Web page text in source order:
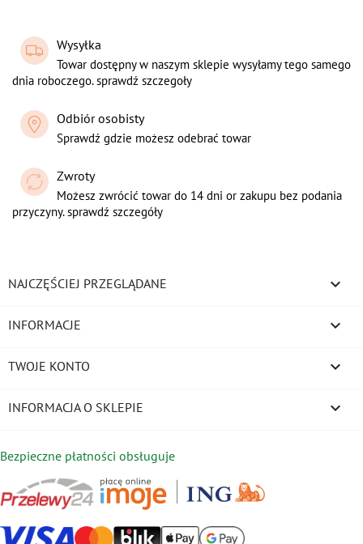
Wysyłka
Towar dostępny w naszym sklepie wysyłamy tego samego
dnia roboczego. sprawdź szczegoły
Odbiór osobisty
Sprawdź gdzie możesz odebrać towar
Zwroty
Możesz zwrócić towar do 14 dni or zakupu bez podania
przyczyny. sprawdź szczegóły
NAJCZĘŚCIEJ PRZEGLĄDANE 
INFORMACJE 
TWOJE KONTO 
INFORMACJA O SKLEPIE keyboard_arrow_down
Bezpieczne płatności obsługuje